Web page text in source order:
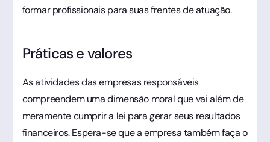
formar profissionais para suas frentes de atuação.
Práticas e valores
As atividades das empresas responsáveis
compreendem uma dimensão moral que vai além de
meramente cumprir a lei para gerar seus resultados
financeiros. Espera-se que a empresa também faça o